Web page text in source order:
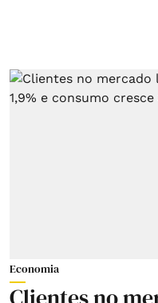
Economia